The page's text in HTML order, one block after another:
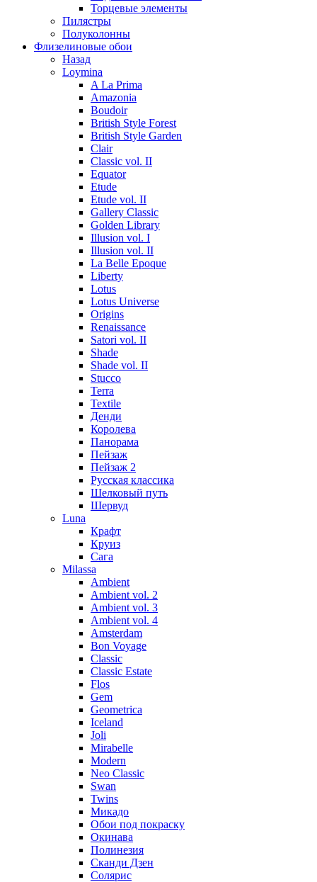
Торцевые элементы
Пилястры
Полуколонны
Флизелиновые обои
Назад
Loymina
A La Prima
Amazonia
Boudoir
British Style Forest
British Style Garden
Clair
Classic vol. II
Equator
Etude
Etude vol. II
Gallery Classic
Golden Library
Illusion vol. I
Illusion vol. II
La Belle Epoque
Liberty
Lotus
Lotus Universe
Origins
Renaissance
Satori vol. II
Shade
Shade vol. II
Stucco
Terra
Textile
Денди
Королева
Панорама
Пейзаж
Пейзаж 2
Русская классика
Шелковый путь
Шервуд
Luna
Крафт
Круиз
Сага
Milassa
Ambient
Ambient vol. 2
Ambient vol. 3
Ambient vol. 4
Amsterdam
Bon Voyage
Classic
Classic Estate
Flos
Gem
Geometrica
Iceland
Joli
Mirabelle
Modern
Neo Classic
Swan
Twins
Микадо
Обои под покраску
Окинава
Полинезия
Сканди Дзен
Солярис